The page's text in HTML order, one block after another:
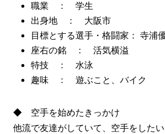
職業 ： 学生
出身地 ： 大阪市
目標とする選手・格闘家： 寺浦
座右の銘 ： 活気横溢
特技 ： 水泳
趣味 ： 遊ぶこと、バイク
◆ 空手を始めたきっかけ
他流で友達がしていて、空手をした